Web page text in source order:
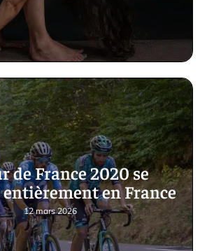
de France 2020 se
en France
12 mars 2026